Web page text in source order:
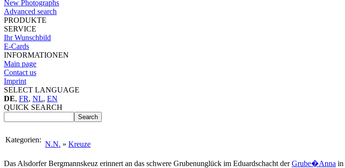
New Photographs
Advanced search
PRODUKTE
SERVICE
Ihr Wunschbild
E-Cards
INFORMATIONEN
Main page
Contact us
Imprint
SELECT LANGUAGE
DE, FR, NL, EN
QUICK SEARCH
Kategorien:
N.N. » Kreuze
Das Alsdorfer Bergmannskeuz erinnert an das schwere Grubenunglück im Eduardschacht derGrube�Anna in